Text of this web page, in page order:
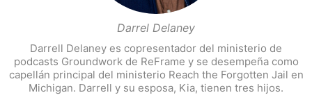
Darrel Delaney
Darrell Delaney es copresentador del ministerio de
podcasts Groundwork de ReFrame y se desempeña como
capellán principal del ministerio Reach the Forgotten Jail en
Michigan. Darrell y su esposa, Kia, tienen tres hijos.